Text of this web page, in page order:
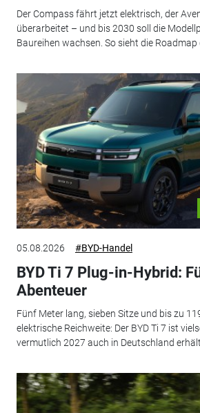
Der Compass fährt jetzt elektrisch, der
überarbeitet – und bis 2030 soll die
Baureihen wachsen. So sieht die Roadmap
05.08.2026 #BYD-Handel
BYD Ti 7 Plug-in-Hybrid:
Abenteuer
Fünf Meter lang, sieben Sitze und bis zu
elektrische Reichweite: Der BYD Ti 7 ist
vermutlich 2027 auch in Deutschland